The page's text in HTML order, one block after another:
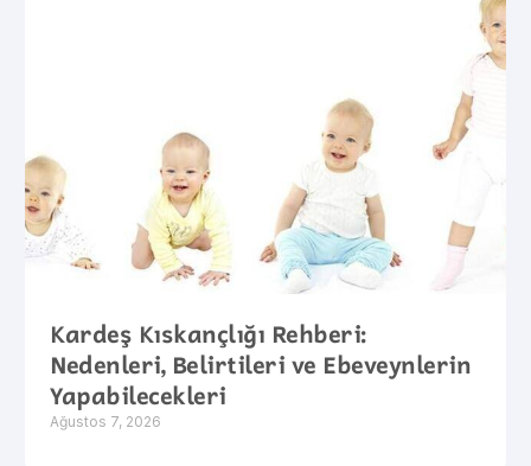
Kardeş Kıskançlığı Rehberi:
Nedenleri, Belirtileri ve Ebeveynlerin
Yapabilecekleri
Ağustos 7, 2026